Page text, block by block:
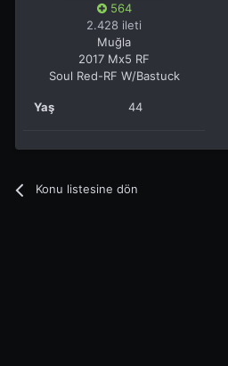
564
2.428 ileti
Muğla
2017 Mx5 RF
Soul Red-RF W/Bastuck
Yaş 44
Konu listesine dön